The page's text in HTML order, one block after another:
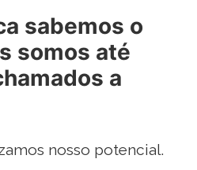
sabemos o
somos até
a
nosso potencial.